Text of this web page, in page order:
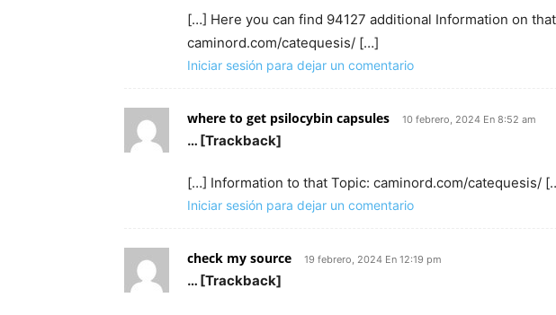
[…] Here you can find 94127 additional Information on
caminord.com/catequesis/ […]
Iniciar sesión para dejar un comentario
where to get psilocybin capsules 10 febrero, 2024 En 8:52 am
… [Trackback]
[…] Information to that Topic: caminord.com/catequesis/
Iniciar sesión para dejar un comentario
check my source 19 febrero, 2024 En 12:19 pm
… [Trackback]